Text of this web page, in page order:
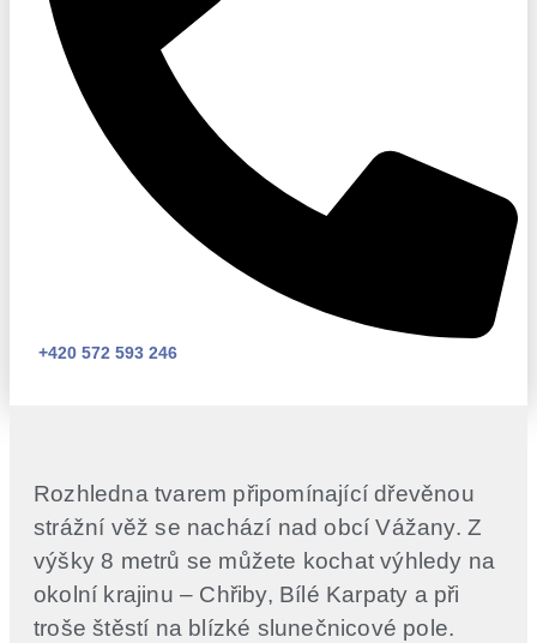
+420 572 593 246
Rozhledna tvarem připomínající dřevěnou
strážní věž se nachází nad obcí Vážany. Z
výšky 8 metrů se můžete kochat výhledy na
okolní krajinu – Chřiby, Bílé Karpaty a při
troše štěstí na blízké slunečnicové pole.